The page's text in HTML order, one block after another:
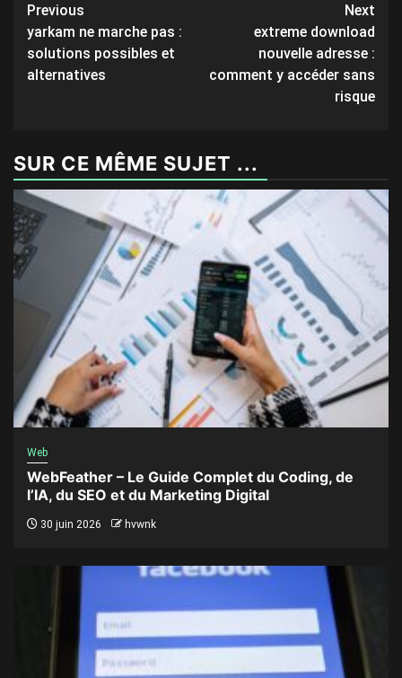
Post
navigation
Previous
yarkam ne marche pas :
solutions possibles et
alternatives
Next
extreme download
nouvelle adresse :
comment y accéder sans
risque
SUR CE MÊME SUJET ...
Web
WebFeather – Le Guide Complet du Coding, de
l’IA, du SEO et du Marketing Digital
30 juin 2026 hvwnk